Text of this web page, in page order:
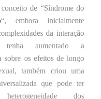
de “Síndrome do
“, embora inicialmente
da interação
tenha aumentado a
sobre os efeitos de longo
também criou uma
que pode ter
dos